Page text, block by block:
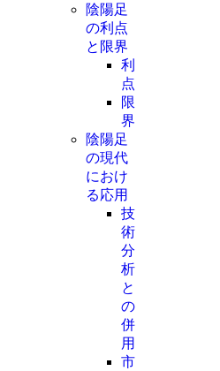
陰陽足
の利点
と限界
利
点
限
界
陰陽足
の現代
におけ
る応用
技
術
分
析
と
の
併
用
市